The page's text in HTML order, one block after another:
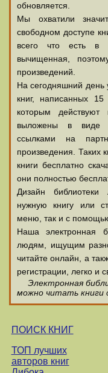
обновляется.
Мы охватили
свободном доступе
всего что есть в
вычищенная,
произведений.
На сегодняшний день
книг, написанных
которым действуют
выложены в виде
ссылками на
произведения. Таких
книги бесплатно
они полностью
Дизайн библиотеки
нужную книгу или
меню, так и с
Наша электронная
людям, ищущим
читайте онлайн, а
регистрации, легко и
Электронная
можно читать книги
ПОИСК КНИГ
ТОП лучших
авторов книг